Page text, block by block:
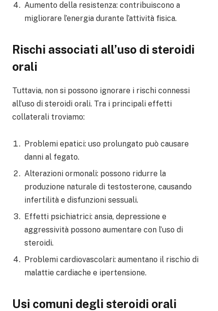
Aumento della resistenza: contribuiscono a
migliorare l’energia durante l’attività fisica.
Rischi associati all’uso di steroidi
orali
Tuttavia, non si possono ignorare i rischi connessi
all’uso di steroidi orali. Tra i principali effetti
collaterali troviamo:
Problemi epatici: uso prolungato può causare
danni al fegato.
Alterazioni ormonali: possono ridurre la
produzione naturale di testosterone, causando
infertilità e disfunzioni sessuali.
Effetti psichiatrici: ansia, depressione e
aggressività possono aumentare con l’uso di
steroidi.
Problemi cardiovascolari: aumentano il rischio di
malattie cardiache e ipertensione.
Usi comuni degli steroidi orali